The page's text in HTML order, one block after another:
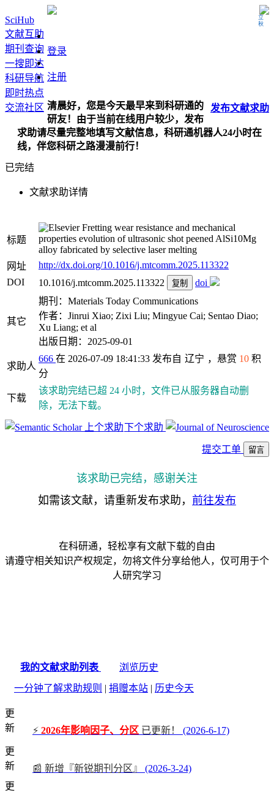
立秋
SciHub
文献互助
期刊查询
一搜即达
科研导航
即时热点
交流社区
登录
注册
发布文献求助
清晨好，您是今天最早来到科研通的
研友！由于当前在线用户较少，发布
求助请尽量完整地填写文献信息，科研通机器人24小时在
线，伴您科研之路漫漫前行！
已完结
文献求助详情
标题
Fretting wear resistance and mechanical
properties evolution of ultrasonic shot peened AlSi10Mg
alloy fabricated by selective laser melting
网址
http://dx.doi.org/10.1016/j.mtcomm.2025.113322
DOI
10.1016/j.mtcomm.2025.113322 复制 doi
其它
期刊：Materials Today Communications
作者：Jinrui Xiao; Zixi Liu; Mingyue Cai; Sentao Diao;
Xu Liang; et al
出版日期：2025-09-01
求助人
666 在 2026-07-09 18:41:33 发布自 辽宁 ，悬赏 10 积
分
下载
该求助完结已超 24 小时，文件已从服务器自动删
除，无法下载。
上个求助下个求助
提交工单 留言
该求助已完结，感谢关注
如需该文献，请重新发布求助， 前往发布
在科研通，轻松享有文献下载的自由
请遵守相关知识产权规定，勿将文件分享给他人，仅可用于个
人研究学习
我的文献求助列表
浏览历史
一分钟了解求助规则 | 捐赠本站 | 历史今天
更
新
⚡ 2026年影响因子、分区 已更新！
(2026-6-17)
更
新
📰 新增『新锐期刊分区』
(2026-3-24)
更